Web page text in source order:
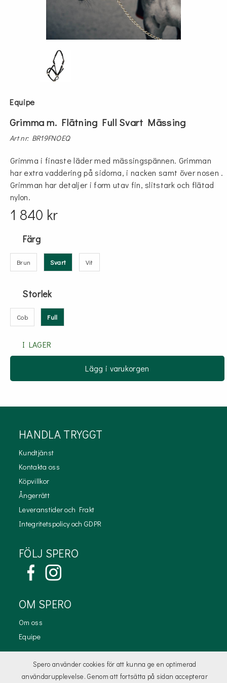
Equipe
Grimma m. Flätning Full Svart Mässing
Art nr: BR19FNOEQ
Grimma i finaste läder med mässingspännen. Grimman
har extra vaddering på sidorna, i nacken samt över nosen .
Grimman har detaljer i form utav fin, slitstark och flätad
nylon.
1 840 kr
Färg
Brun Svart Vit
Storlek
Cob Full
I LAGER
Lägg i varukorgen
HANDLA TRYGGT
Kundtjänst
Kontakta oss
Köpvillkor
Ångerrätt
Leveranstider och Frakt
Integritetspolicy och GDPR
FÖLJ SPERO
OM SPERO
Om oss
Equipe
KONTAKTA OSS
Spero använder cookies för att kunna ge en optimerad
användarupplevelse. Genom att fortsätta på sidan accepterar